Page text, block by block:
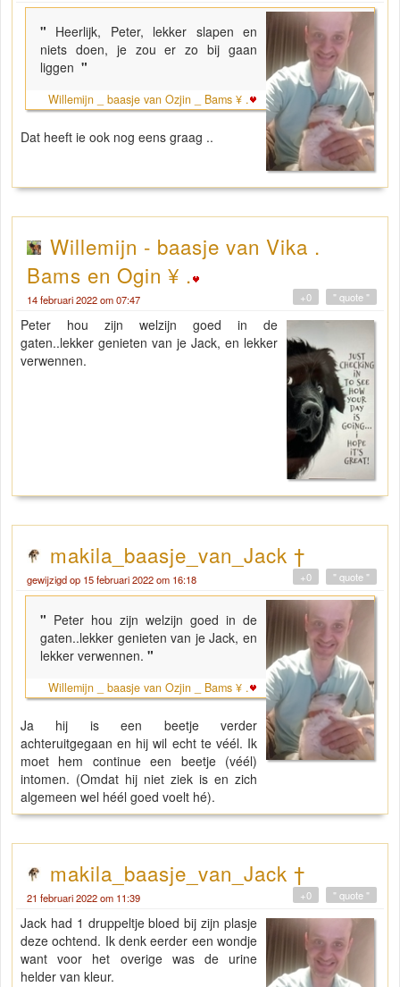
" Heerlijk, Peter, lekker slapen en
niets doen, je zou er zo bij gaan
liggen "
Willemijn _ baasje van Ozjin _ Bams ¥ .
Dat heeft ie ook nog eens graag ..
Willemijn - baasje van Vika .
Bams en Ogin ¥ .
14 februari 2022 om 07:47 " quote "
+0
Peter hou zijn welzijn goed in de
gaten..lekker genieten van je Jack, en lekker
verwennen.
makila_baasje_van_Jack †
gewijzigd op 15 februari 2022 om 16:18 " quote "
+0
" Peter hou zijn welzijn goed in de
gaten..lekker genieten van je Jack, en
lekker verwennen. "
Willemijn _ baasje van Ozjin _ Bams ¥ .
Ja hij is een beetje verder
achteruitgegaan en hij wil echt te véél. Ik
moet hem continue een beetje (véél)
intomen. (Omdat hij niet ziek is en zich
algemeen wel héél goed voelt hé).
makila_baasje_van_Jack †
21 februari 2022 om 11:39 " quote "
+0
Jack had 1 druppeltje bloed bij zijn plasje
deze ochtend. Ik denk eerder een wondje
want voor het overige was de urine
helder van kleur.